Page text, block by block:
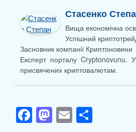
Стасенко
Вища економічна
Успішний
Засновник компанії Криптоновини
Експерт порталу Cryptonovunu.
присвячених криптовалютам.
F M E П